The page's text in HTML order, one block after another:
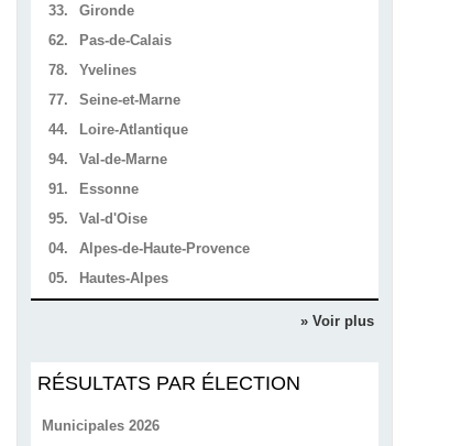
33.
Gironde
62.
Pas-de-Calais
78.
Yvelines
77.
Seine-et-Marne
44.
Loire-Atlantique
94.
Val-de-Marne
91.
Essonne
95.
Val-d'Oise
04.
Alpes-de-Haute-Provence
05.
Hautes-Alpes
» Voir plus
RÉSULTATS PAR ÉLECTION
Municipales 2026